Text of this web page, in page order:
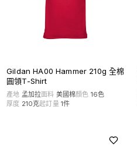
Gildan HA00 Hammer 210g 全棉
圓領T-Shirt
產地 孟加拉面料 美國棉顏色 16色
厚度 210克起訂量 1件